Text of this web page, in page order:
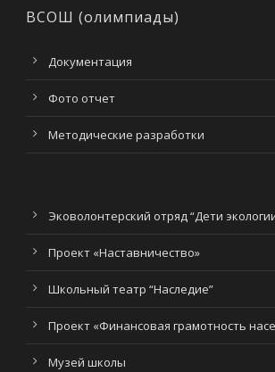
ВСОШ (олимпиады)
Документация
Фото отчет
Методические разработки
Эковолонтерский отряд “Дети
Проект «Наставничество»
Школьный театр “Наследие”
Проект «Финансовая грамотность
Музей школы